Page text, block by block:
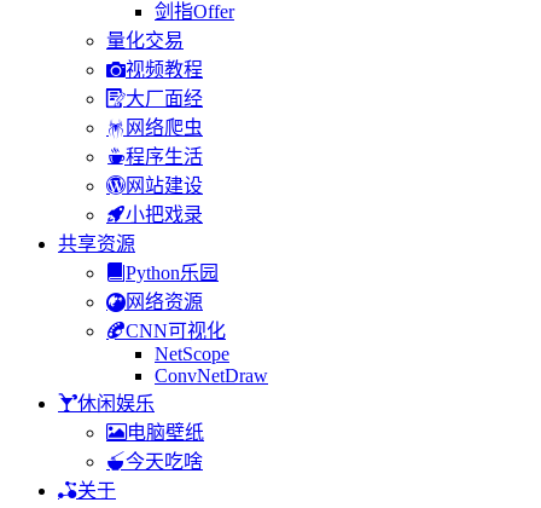
剑指Offer
量化交易
视频教程
大厂面经
网络爬虫
程序生活
网站建设
小把戏录
共享资源
Python乐园
网络资源
CNN可视化
NetScope
ConvNetDraw
休闲娱乐
电脑壁纸
今天吃啥
关于